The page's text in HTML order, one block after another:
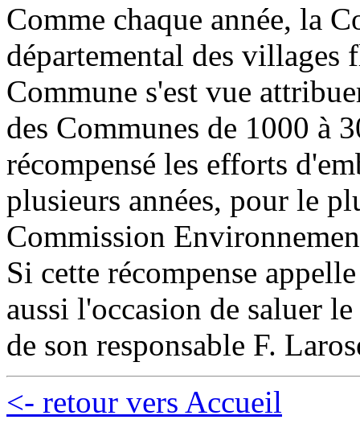
Comme chaque année, la
départemental des
Commune s'est vue
des Communes de 1000 à
récompensé les efforts
plusieurs années, pour le
Commission
Si cette récompense
aussi l'occasion de saluer
de son responsable F.
<- retour vers Accueil